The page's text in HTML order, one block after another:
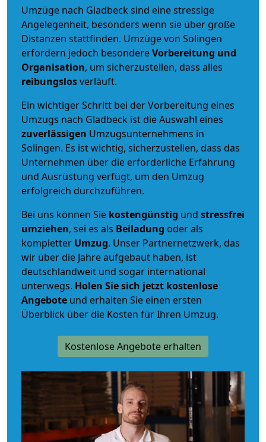
Umzüge nach Gladbeck sind eine stressige
Angelegenheit, besonders wenn sie über große
Distanzen stattfinden. Umzüge von Solingen
erfordern jedoch besondereVorbereitung und
Organisation, um sicherzustellen, dass alles
reibungslosverläuft.
Ein wichtiger Schritt bei der Vorbereitung eines
Umzugs nach Gladbeck ist die Auswahl eines
zuverlässigen Umzugsunternehmens in
Solingen. Es ist wichtig, sicherzustellen, dass das
Unternehmen über die erforderliche Erfahrung
und Ausrüstung verfügt, um den Umzug
erfolgreich durchzuführen.
Bei uns können Sie kostengünstig und stressfrei
umziehen, sei es als Beiladung oder als
kompletter Umzug. Unser Partnernetzwerk, das
wir über die Jahre aufgebaut haben, ist
deutschlandweit und sogar international
unterwegs. Holen Sie sich jetzt kostenlose
Angebote und erhalten Sie einen ersten
Überblick über die Kosten für Ihren Umzug.
Kostenlose Angebote erhalten